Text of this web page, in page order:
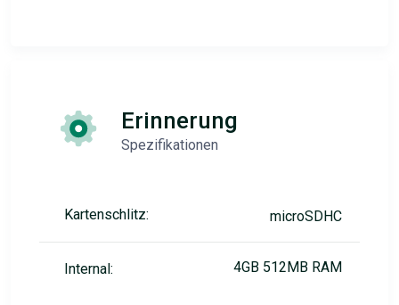
Erinnerung
Spezifikationen
Kartenschlitz: microSDHC
Internal: 4GB 512MB RAM